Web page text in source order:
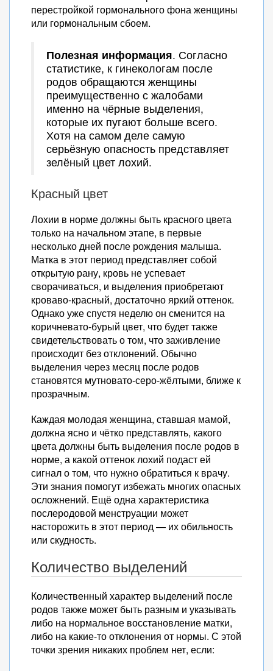
перестройкой гормонального фона женщины
или гормональным сбоем.
Полезная информация. Согласно
статистике, к гинекологам после
родов обращаются женщины
преимущественно с жалобами
именно на чёрные выделения,
которые их пугают больше всего.
Хотя на самом деле самую
серьёзную опасность представляет
зелёный цвет лохий.
Красный цвет
Лохии в норме должны быть красного цвета
только на начальном этапе, в первые
несколько дней после рождения малыша.
Матка в этот период представляет собой
открытую рану, кровь не успевает
сворачиваться, и выделения приобретают
кроваво-красный, достаточно яркий оттенок.
Однако уже спустя неделю он сменится на
коричневато-бурый цвет, что будет также
свидетельствовать о том, что заживление
происходит без отклонений. Обычно
выделения через месяц после родов
становятся мутновато-серо-жёлтыми, ближе к
прозрачным.
Каждая молодая женщина, ставшая мамой,
должна ясно и чётко представлять, какого
цвета должны быть выделения после родов в
норме, а какой оттенок лохий подаст ей
сигнал о том, что нужно обратиться к врачу.
Эти знания помогут избежать многих опасных
осложнений. Ещё одна характеристика
послеродовой менструации может
насторожить в этот период — их обильность
или скудность.
Количество выделений
Количественный характер выделений после
родов также может быть разным и указывать
либо на нормальное восстановление матки,
либо на какие-то отклонения от нормы. С этой
точки зрения никаких проблем нет, если: